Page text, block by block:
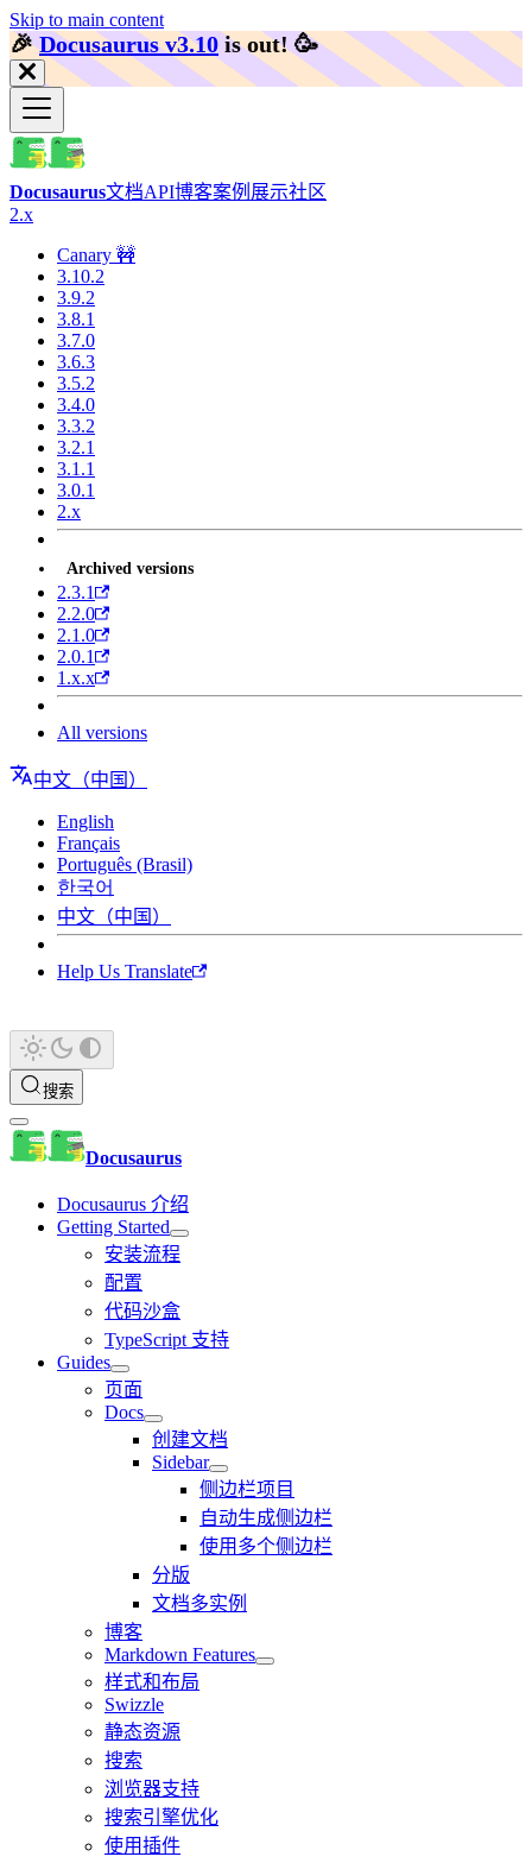
Skip to main content
🎉️Docusaurus v3.10 is out! 🥳️
Docusaurus文档API博客案例展示社区
2.x
Canary 🚧
3.10.2
3.9.2
3.8.1
3.7.0
3.6.3
3.5.2
3.4.0
3.3.2
3.2.1
3.1.1
3.0.1
2.x
Archived versions
2.3.1
2.2.0
2.1.0
2.0.1
1.x.x
All versions
中文（中国）
English
Français
Português (Brasil)
한국어
中文（中国）
Help Us Translate
搜索
Docusaurus
Docusaurus 介绍
Getting Started
安装流程
配置
代码沙盒
TypeScript 支持
Guides
页面
Docs
创建文档
Sidebar
侧边栏项目
自动生成侧边栏
使用多个侧边栏
分版
文档多实例
博客
Markdown Features
样式和布局
Swizzle
静态资源
搜索
浏览器支持
搜索引擎优化
使用插件